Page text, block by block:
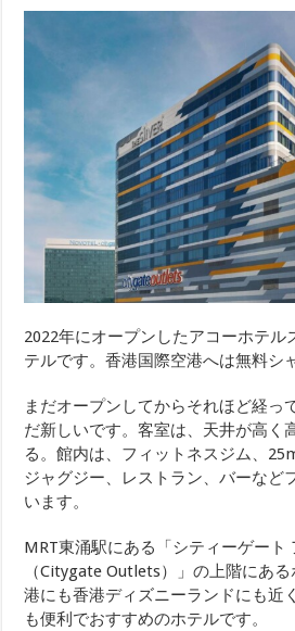
2022年にオープンしたアコーホテル
テルです。香港国際空港へは無料シ
まだオープンしてからそれほど経っ
だ新しいです。客室は、天井が高く
る。館内は、フィットネスジム、
ジャグジー、レストラン、バーなど
います。
MRT東涌駅にある「シティーゲート
（Citygate Outlets）」の上階にあ
港にも香港ディズニーランドにも近
も便利でおすすめのホテルです。